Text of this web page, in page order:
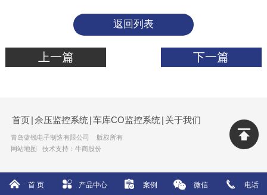
返回列表
上一篇 下一篇
首页|余压监控系统|车库CO监控系统| 关于我们
青岛蓝锐电子制造有限公司 版权所有
网站地图
技术支持：牛商股份
首 页 产品中心 案例 微信 电话